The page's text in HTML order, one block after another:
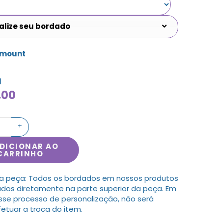
seu bordado
+
AO
peça: Todos os bordados em nossos produtos
diretamente na parte superior da peça. Em
processo de personalização, não será
a troca do item.